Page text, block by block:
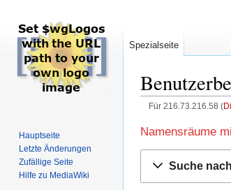
Für 216.73.216.58
Zur
springen
Zur
springen
Namensräume
Suche
Spezialseite
Hauptseite
Letzte Änderungen
Zufällige Seite
Hilfe zu MediaWiki